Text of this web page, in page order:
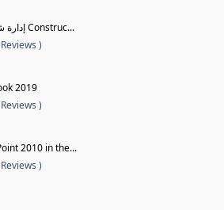
إدارة شركات المقاولات Construc...
)
2019
)
2010 in the...
)